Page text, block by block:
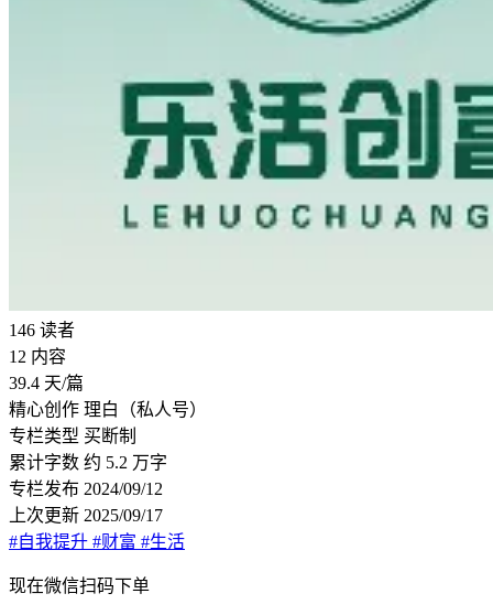
146 读者
12 内容
39.4 天/篇
精心创作 理白（私人号）
专栏类型 买断制
累计字数 约 5.2 万字
专栏发布 2024/09/12
上次更新 2025/09/17
#自我提升 #财富 #生活
现在微信扫码下单